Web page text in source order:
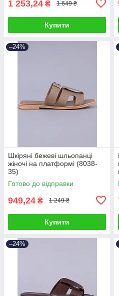
1 253,24 ₴ 1 649 ₴
Купити
–24%
Шкіряні бежеві шльопанці
жіночі на платформі (8038-
35)
Готово до відправки
949,24 ₴ 1 249 ₴
Купити
–24%